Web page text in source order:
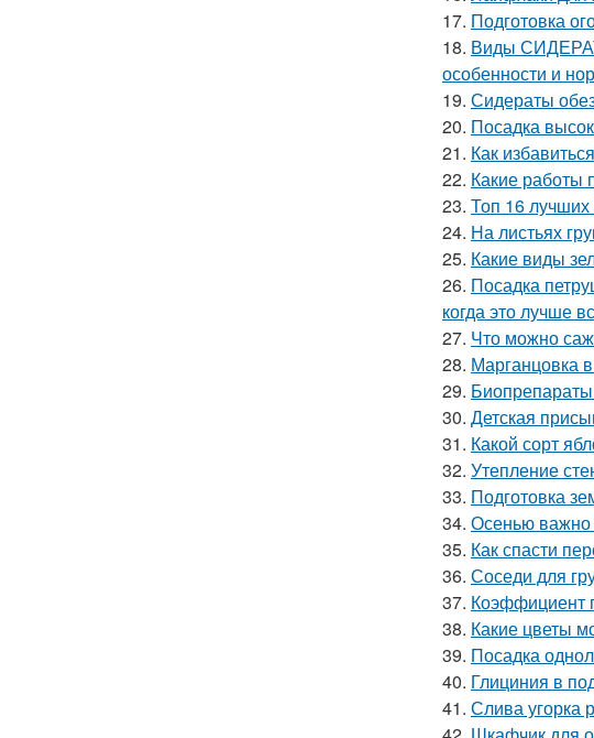
17. Подготовка
18. Виды
особенности и
19. Сидераты
20. Посадка
21. Как
22. Какие работы
23. Топ 16
24. На листьях
25. Какие виды
26. Посадка
когда это лучше
27. Что можно
28. Марганцовка
29.
30. Детская
31. Какой сорт
32. Утепление
33. Подготовка
34. Осенью важно
35. Как спасти
36. Соседи для
37. Коэффициент
38. Какие цветы
39. Посадка
40. Глициния в
41. Слива угорка